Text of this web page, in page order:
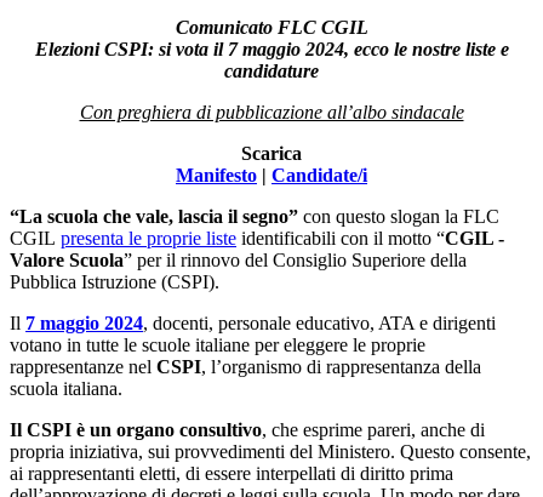
Comunicato FLC CGIL
Elezioni CSPI: si vota il 7 maggio 2024, ecco le nostre liste e
candidature
Con preghiera di pubblicazione all’albo sindacale
Scarica
Manifesto | Candidate/i
“La scuola che vale, lascia il segno” con questo slogan la FLC
CGIL presenta le proprie liste identificabili con il motto “CGIL -
Valore Scuola” per il rinnovo del Consiglio Superiore della
Pubblica Istruzione (CSPI).
Il 7 maggio 2024, docenti, personale educativo, ATA e dirigenti
votano in tutte le scuole italiane per eleggere le proprie
rappresentanze nel CSPI, l’organismo di rappresentanza della
scuola italiana.
Il CSPI è un organo consultivo, che esprime pareri, anche di
propria iniziativa, sui provvedimenti del Ministero. Questo consente,
ai rappresentanti eletti, di essere interpellati di diritto prima